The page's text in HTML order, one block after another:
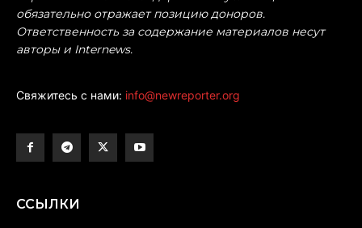
обязательно отражает позицию доноров.
Ответственность за содержание материалов несут
авторы и Internews.
Свяжитесь с нами: info@newreporter.org
ССЫЛКИ